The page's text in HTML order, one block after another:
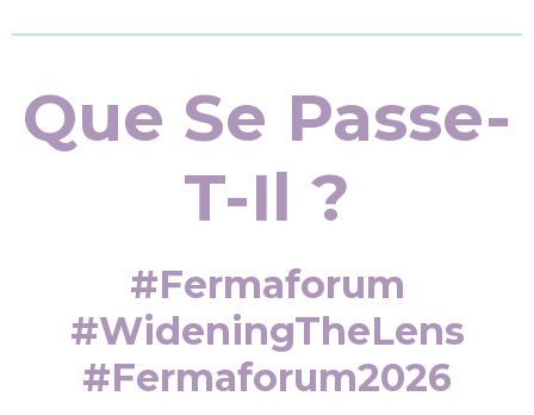
Que Se Passe-
T-Il ?
#fermaforum
#WideningTheLens
#fermaforum2026